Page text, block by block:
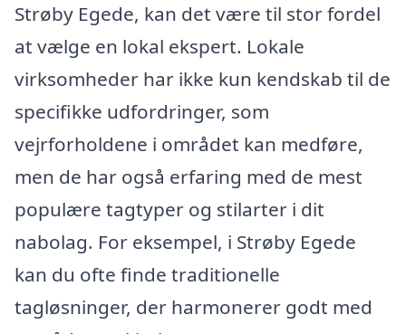
Strøby Egede, kan det være til stor fordel
at vælge en lokal ekspert. Lokale
virksomheder har ikke kun kendskab til de
specifikke udfordringer, som
vejrforholdene i området kan medføre,
men de har også erfaring med de mest
populære tagtyper og stilarter i dit
nabolag. For eksempel, i Strøby Egede
kan du ofte finde traditionelle
tagløsninger, der harmonerer godt med